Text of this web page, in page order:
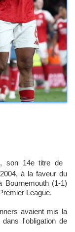
⁠son 14e titre de
à la faveur du
(1-1)
League.
avaient mis la
l'obligation de